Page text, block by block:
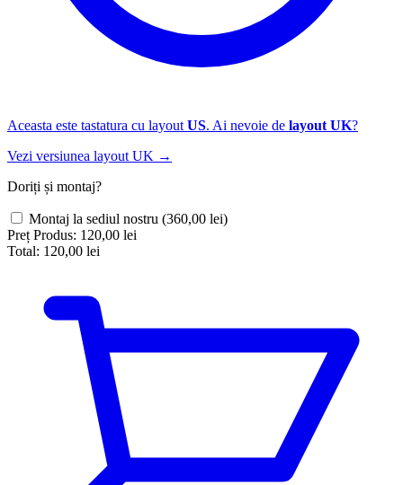
Aceasta este tastatura cu layout US. Ai nevoie de layout UK?
Vezi versiunea layout UK →
Doriți și montaj?
Montaj la sediul nostru (360,00 lei)
Preț Produs: 120,00 lei
Total: 120,00 lei